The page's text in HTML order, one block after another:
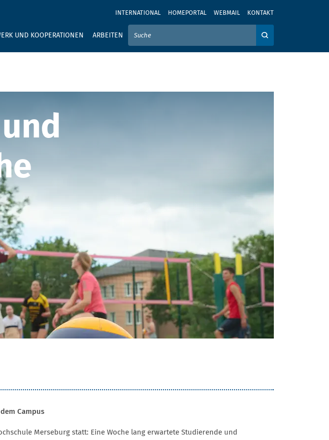
INTERNATIONAL HOMEPORTAL WEBMAIL KONTAKT
UND KOOPERATIONEN ARBEITEN
GEBEN SIE HIER IHREN SUCHBEGRIFF EIN
Campus
Merseburg statt: Eine Woche lang erwartete Studierende und